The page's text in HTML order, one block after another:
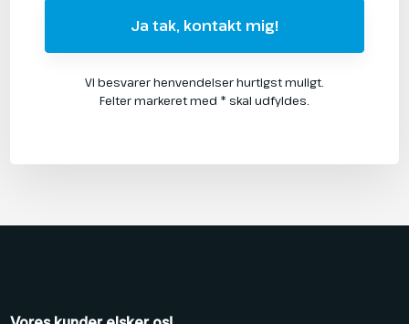
Vi besvarer henvendelser hurtigst muligt.
Felter markeret med * skal udfyldes.